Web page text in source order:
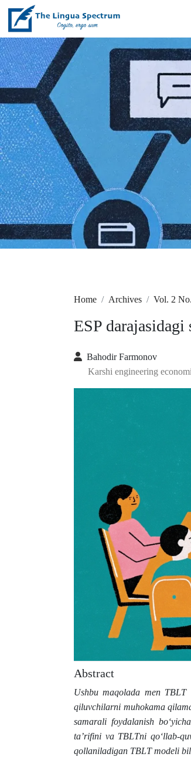
Home Archives Vol. 2
ESP
Bahodir Farmonov
Karshi engineering
Abstract
Ushbu maqolada men
qiluvchilarni muhokama
samarali foydalanish
ta’rifini va TBLTni qo‘llab-
qollaniladigan TBLT modeli